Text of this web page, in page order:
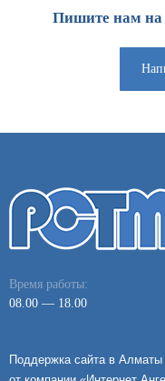
Пишите нам на
Время работы:
08.00 — 18.00
Поддержка сайта в Алматы